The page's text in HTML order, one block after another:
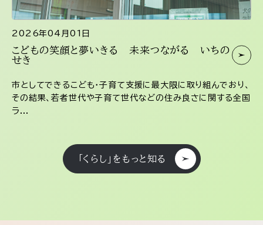
2026年04月01日
こどもの笑顔と夢いきる 未来つながる いちの
せき
市としてできるこども・子育て支援に最大限に取り組んでおり、
その結果、若者世代や子育て世代などの住み良さに関する全国
ラ...
「くらし」をもっと知る